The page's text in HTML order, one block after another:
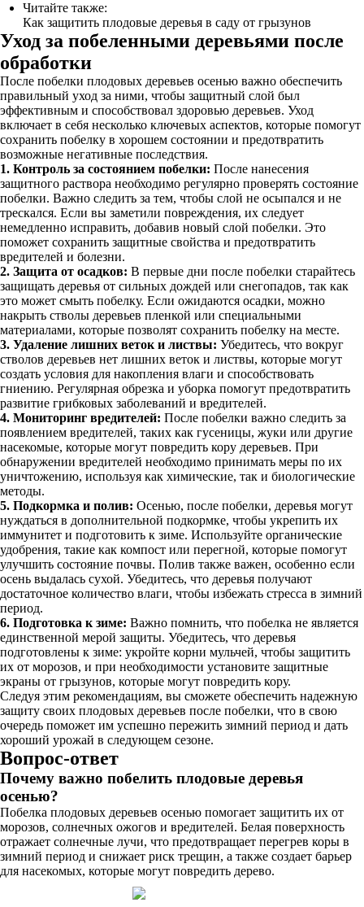
Читайте также:
Как защитить плодовые деревья в саду от грызунов
Уход за побеленными деревьями после
обработки
После побелки плодовых деревьев осенью важно обеспечить
правильный уход за ними, чтобы защитный слой был
эффективным и способствовал здоровью деревьев. Уход
включает в себя несколько ключевых аспектов, которые помогут
сохранить побелку в хорошем состоянии и предотвратить
возможные негативные последствия.
1. Контроль за состоянием побелки: После нанесения
защитного раствора необходимо регулярно проверять состояние
побелки. Важно следить за тем, чтобы слой не осыпался и не
трескался. Если вы заметили повреждения, их следует
немедленно исправить, добавив новый слой побелки. Это
поможет сохранить защитные свойства и предотвратить
вредителей и болезни.
2. Защита от осадков: В первые дни после побелки старайтесь
защищать деревья от сильных дождей или снегопадов, так как
это может смыть побелку. Если ожидаются осадки, можно
накрыть стволы деревьев пленкой или специальными
материалами, которые позволят сохранить побелку на месте.
3. Удаление лишних веток и листвы: Убедитесь, что вокруг
стволов деревьев нет лишних веток и листвы, которые могут
создать условия для накопления влаги и способствовать
гниению. Регулярная обрезка и уборка помогут предотвратить
развитие грибковых заболеваний и вредителей.
4. Мониторинг вредителей: После побелки важно следить за
появлением вредителей, таких как гусеницы, жуки или другие
насекомые, которые могут повредить кору деревьев. При
обнаружении вредителей необходимо принимать меры по их
уничтожению, используя как химические, так и биологические
методы.
5. Подкормка и полив: Осенью, после побелки, деревья могут
нуждаться в дополнительной подкормке, чтобы укрепить их
иммунитет и подготовить к зиме. Используйте органические
удобрения, такие как компост или перегной, которые помогут
улучшить состояние почвы. Полив также важен, особенно если
осень выдалась сухой. Убедитесь, что деревья получают
достаточное количество влаги, чтобы избежать стресса в зимний
период.
6. Подготовка к зиме: Важно помнить, что побелка не является
единственной мерой защиты. Убедитесь, что деревья
подготовлены к зиме: укройте корни мульчей, чтобы защитить
их от морозов, и при необходимости установите защитные
экраны от грызунов, которые могут повредить кору.
Следуя этим рекомендациям, вы сможете обеспечить надежную
защиту своих плодовых деревьев после побелки, что в свою
очередь поможет им успешно пережить зимний период и дать
хороший урожай в следующем сезоне.
Вопрос-ответ
Почему важно побелить плодовые деревья
осенью?
Побелка плодовых деревьев осенью помогает защитить их от
морозов, солнечных ожогов и вредителей. Белая поверхность
отражает солнечные лучи, что предотвращает перегрев коры в
зимний период и снижает риск трещин, а также создает барьер
для насекомых, которые могут повредить дерево.